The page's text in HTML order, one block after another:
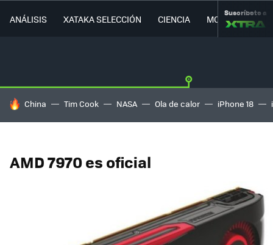
ANÁLISIS XATAKA SELECCIÓN CIENCIA MOVILIDAD
Suscríbete a
HOY SE HABLA DE
China Tim Cook NASA Ola de calor iPhone 18
AMD 7970 es oficial